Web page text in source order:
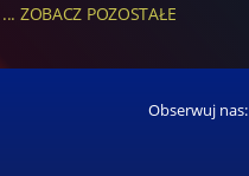
... ZOBACZ POZOSTAŁE
Obserwuj nas: